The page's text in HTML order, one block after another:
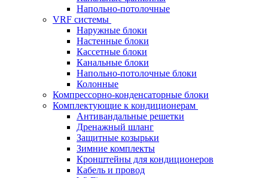
Напольно-потолочные
VRF системы
Наружные блоки
Настенные блоки
Кассетные блоки
Канальные блоки
Напольно-потолочные блоки
Колонные
Компрессорно-конденсаторные блоки
Комплектующие к кондиционерам
Антивандальные решетки
Дренажный шланг
Защитные козырьки
Зимние комплекты
Кронштейны для кондиционеров
Кабель и провод